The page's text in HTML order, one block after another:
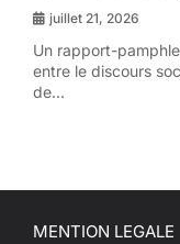
juillet 21, 2026
Un rapport-
entre le discours
de...
MENTION LEGALE